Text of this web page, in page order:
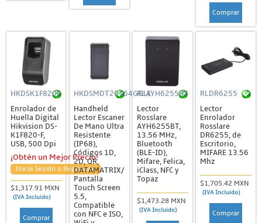
Comprar
HKDSK1F820F
Enrolador de
Huella Digital
Hikvision DS-
K1F820-F,
USB, 500 Dpi
¡Obtén un Mejor Precio!
Inicia Sesión o Regístrate
$1,317.91 MXN
(IVA Incluido)
Comprar
HKDSMDT20164GGLE
Handheld
Lector Escaner
De Mano Ultra
Resistente
(IP68),
Códigos 1D,
2D, QR,
DATAMATRIX/
Pantalla
Touch Screen
5.5,
Compatible
con NFC e ISO,
RLAYH6255BT
Lector
Rosslare
AYH6255BT,
13.56 MHz,
Bluetooth
(BLE-ID),
Mifare, Felica,
iClass, NFC y
Topaz
$1,473.28 MXN
(IVA Incluido)
RLDR6255
Lector
Enrolador
Rosslare
DR6255, de
Escritorio,
MIFARE 13.56
Mhz
$1,705.42 MXN
(IVA Incluido)
Comprar